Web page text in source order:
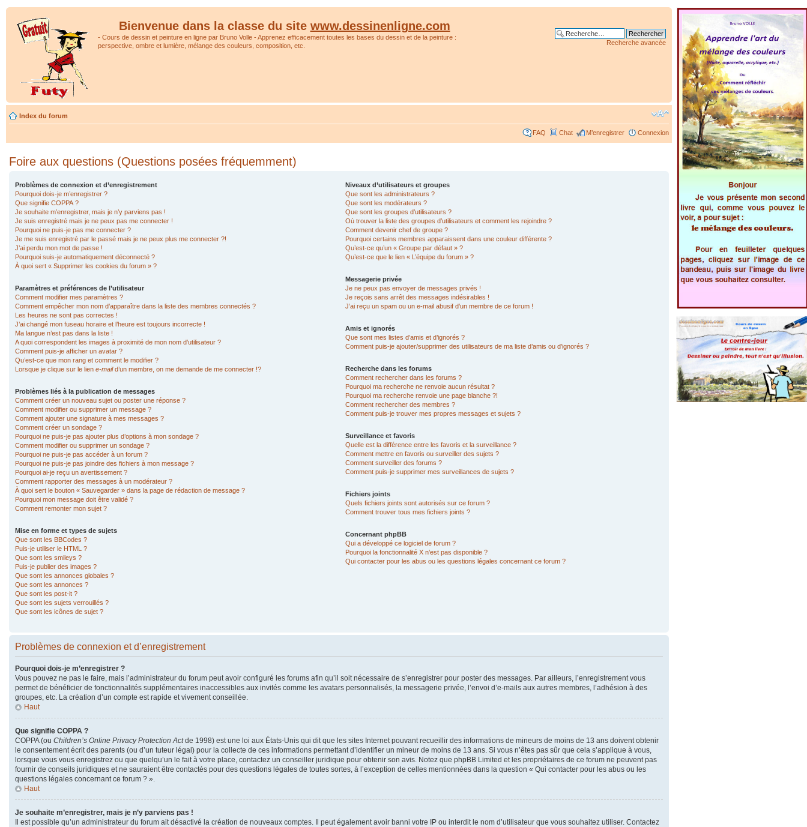
Bienvenue dans la classe du site www.dessinenligne.com
- Cours de dessin et peinture en ligne par Bruno Volle - Apprenez efficacement toutes les bases du dessin et de la peinture :
perspective, ombre et lumière, mélange des couleurs, composition, etc.
Recherche avancée
Index du forum
FAQ Chat M’enregistrer Connexion
Foire aux questions (Questions posées fréquemment)
Problèmes de connexion et d’enregistrement
Pourquoi dois-je m’enregistrer ?
Que signifie COPPA ?
Je souhaite m’enregistrer, mais je n’y parviens pas !
Je suis enregistré mais je ne peux pas me connecter !
Pourquoi ne puis-je pas me connecter ?
Je me suis enregistré par le passé mais je ne peux plus me connecter ?!
J’ai perdu mon mot de passe !
Pourquoi suis-je automatiquement déconnecté ?
À quoi sert « Supprimer les cookies du forum » ?
Paramètres et préférences de l’utilisateur
Comment modifier mes paramètres ?
Comment empêcher mon nom d’apparaître dans la liste des membres connectés ?
Les heures ne sont pas correctes !
J’ai changé mon fuseau horaire et l’heure est toujours incorrecte !
Ma langue n’est pas dans la liste !
A quoi correspondent les images à proximité de mon nom d’utilisateur ?
Comment puis-je afficher un avatar ?
Qu’est-ce que mon rang et comment le modifier ?
Lorsque je clique sur le lien e-maild’un membre, on me demande de me connecter !?
Problèmes liés à la publication de messages
Comment créer un nouveau sujet ou poster une réponse ?
Comment modifier ou supprimer un message ?
Comment ajouter une signature à mes messages ?
Comment créer un sondage ?
Pourquoi ne puis-je pas ajouter plus d’options à mon sondage ?
Comment modifier ou supprimer un sondage ?
Pourquoi ne puis-je pas accéder à un forum ?
Pourquoi ne puis-je pas joindre des fichiers à mon message ?
Pourquoi ai-je reçu un avertissement ?
Comment rapporter des messages à un modérateur ?
À quoi sert le bouton « Sauvegarder » dans la page de rédaction de message ?
Pourquoi mon message doit être validé ?
Comment remonter mon sujet ?
Mise en forme et types de sujets
Que sont les BBCodes ?
Puis-je utiliser le HTML ?
Que sont les smileys ?
Puis-je publier des images ?
Que sont les annonces globales ?
Que sont les annonces ?
Que sont les post-it ?
Que sont les sujets verrouillés ?
Que sont les icônes de sujet ?
Niveaux d’utilisateurs et groupes
Que sont les administrateurs ?
Que sont les modérateurs ?
Que sont les groupes d’utilisateurs ?
Où trouver la liste des groupes d’utilisateurs et comment les rejoindre ?
Comment devenir chef de groupe ?
Pourquoi certains membres apparaissent dans une couleur différente ?
Qu’est-ce qu’un « Groupe par défaut » ?
Qu’est-ce que le lien « L’équipe du forum » ?
Messagerie privée
Je ne peux pas envoyer de messages privés !
Je reçois sans arrêt des messages indésirables !
J’ai reçu un spam ou un e-mail abusif d’un membre de ce forum !
Amis et ignorés
Que sont mes listes d’amis et d’ignorés ?
Comment puis-je ajouter/supprimer des utilisateurs de ma liste d’amis ou d’ignorés ?
Recherche dans les forums
Comment rechercher dans les forums ?
Pourquoi ma recherche ne renvoie aucun résultat ?
Pourquoi ma recherche renvoie une page blanche ?!
Comment rechercher des membres ?
Comment puis-je trouver mes propres messages et sujets ?
Surveillance et favoris
Quelle est la différence entre les favoris et la surveillance ?
Comment mettre en favoris ou surveiller des sujets ?
Comment surveiller des forums ?
Comment puis-je supprimer mes surveillances de sujets ?
Fichiers joints
Quels fichiers joints sont autorisés sur ce forum ?
Comment trouver tous mes fichiers joints ?
Concernant phpBB
Qui a développé ce logiciel de forum ?
Pourquoi la fonctionnalité X n’est pas disponible ?
Qui contacter pour les abus ou les questions légales concernant ce forum ?
Problèmes de connexion et d’enregistrement
Pourquoi dois-je m’enregistrer ?
Vous pouvez ne pas le faire, mais l’administrateur du forum peut avoir configuré les forums afin qu’il soit nécessaire de s’enregistrer pour poster des messages. Par ailleurs, l’enregistrement vous
permet de bénéficier de fonctionnalités supplémentaires inaccessibles aux invités comme les avatars personnalisés, la messagerie privée, l’envoi d’e-mails aux autres membres, l’adhésion à des
groupes, etc. La création d’un compte est rapide et vivement conseillée.
Haut
Que signifie COPPA ?
COPPA (ou Children’s Online Privacy Protection Actde 1998) est une loi aux États-Unis qui dit que les sites Internet pouvant recueillir des informations de mineurs de moins de 13 ans doivent obtenir
le consentement écrit des parents (ou d’un tuteur légal) pour la collecte de ces informations permettant d’identifier un mineur de moins de 13 ans. Si vous n’êtes pas sûr que cela s’applique à vous,
lorsque vous vous enregistrez ou que quelqu’un le fait à votre place, contactez un conseiller juridique pour obtenir son avis. Notez que phpBB Limited et les propriétaires de ce forum ne peuvent pas
fournir de conseils juridiques et ne sauraient être contactés pour des questions légales de toutes sortes, à l’exception de celles mentionnées dans la question « Qui contacter pour les abus ou les
questions légales concernant ce forum ? ».
Haut
Je souhaite m’enregistrer, mais je n’y parviens pas !
Il est possible qu’un administrateur du forum ait désactivé la création de nouveaux comptes. Il peut également avoir banni votre IP ou interdit le nom d’utilisateur que vous souhaitez utiliser. Contactez